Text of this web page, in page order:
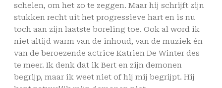
schelen, om het zo te zeggen. Maar hij schrijft zijn
stukken recht uit het progressieve hart en is nu
toch aan zijn laatste boreling toe. Ook al word ik
niet altijd warm van de inhoud, van de muziek én
van de beroezende actrice Katrien De Winter des
te meer. Ik denk dat ik Bert en zijn demonen
begrijp, maar ik weet niet of hij mij begrijpt. Hij